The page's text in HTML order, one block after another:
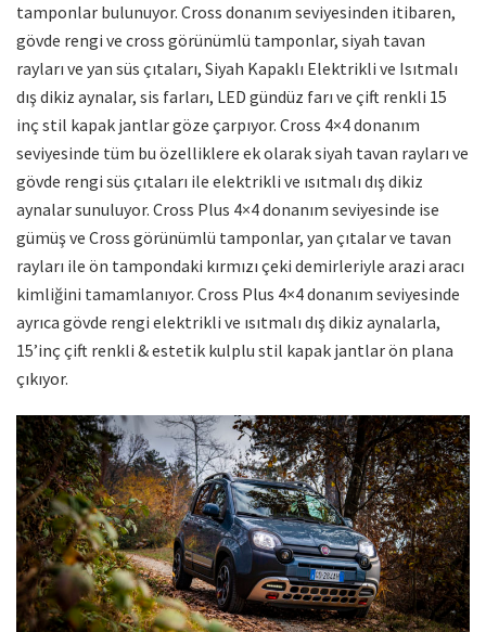
tamponlar bulunuyor. Cross donanım seviyesinden itibaren,
gövde rengi ve cross görünümlü tamponlar, siyah tavan
rayları ve yan süs çıtaları, Siyah Kapaklı Elektrikli ve Isıtmalı
dış dikiz aynalar, sis farları, LED gündüz farı ve çift renkli 15
inç stil kapak jantlar göze çarpıyor. Cross 4×4 donanım
seviyesinde tüm bu özelliklere ek olarak siyah tavan rayları ve
gövde rengi süs çıtaları ile elektrikli ve ısıtmalı dış dikiz
aynalar sunuluyor. Cross Plus 4×4 donanım seviyesinde ise
gümüş ve Cross görünümlü tamponlar, yan çıtalar ve tavan
rayları ile ön tampondaki kırmızı çeki demirleriyle arazi aracı
kimliğini tamamlanıyor. Cross Plus 4×4 donanım seviyesinde
ayrıca gövde rengi elektrikli ve ısıtmalı dış dikiz aynalarla,
15’inç çift renkli & estetik kulplu stil kapak jantlar ön plana
çıkıyor.